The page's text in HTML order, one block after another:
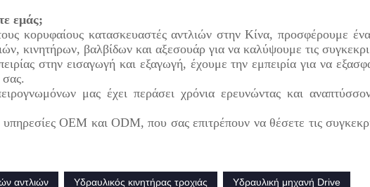
εμάς;
κορυφαίους κατασκευαστές αντλιών στην Κίνα, προσφέρουμε
κινητήρων, βαλβίδων και αξεσουάρ για να καλύψουμε τις
στην εισαγωγή και εξαγωγή, έχουμε την εμπειρία για να
μας έχει περάσει χρόνια ερευνώντας και
OEM και ODM, που σας επιτρέπουν να θέσετε τις
αντλιών
Υδραυλικός κινητήρας τροχιάς Υδραυλική μηχανή Drive